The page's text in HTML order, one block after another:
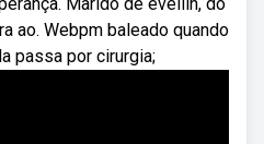
ao. Webpm baleado quando
passa por cirurgia;